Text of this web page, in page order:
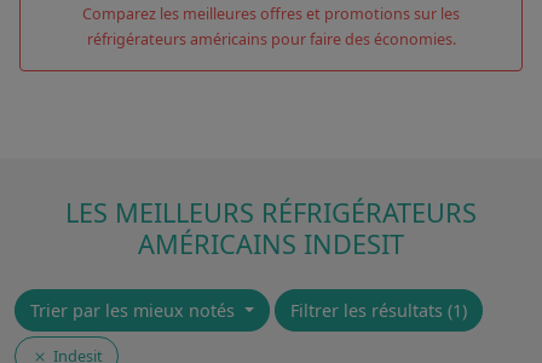
Comparez les meilleures offres et promotions sur les
réfrigérateurs américains pour faire des économies.
LES MEILLEURS RÉFRIGÉRATEURS
AMÉRICAINS INDESIT
Trier par les mieux notés Filtrer les résultats (1)
Indesit